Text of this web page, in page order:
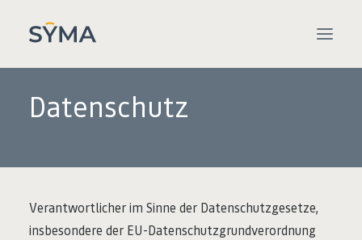
WILLKOMMEN
SPEKTRUM
Datenschutz
Verantwortlicher im Sinne der Datenschutzgesetze,
insbesondere der EU-Datenschutzgrundverordnung